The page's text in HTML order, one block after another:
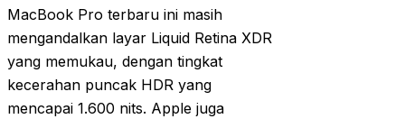
MacBook Pro terbaru ini masih
mengandalkan layar Liquid Retina XDR
yang memukau, dengan tingkat
kecerahan puncak HDR yang
mencapai 1.600 nits. Apple juga